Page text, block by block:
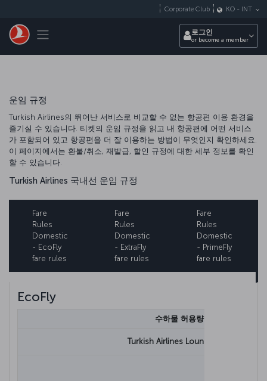
Toggle navigation
Corporate Club KO - INT
로그인
or become a member
운임 규정
Turkish Airlines의 뛰어난 서비스로 비교할 수 없는 항공편 이용 환경을
즐기실 수 있습니다. 티켓의 운임 규정을 읽고 내 항공편에 어떤 서비스
가 포함되어 있고 항공편을 더 잘 이용하는 방법이 무엇인지 확인하세요.
이 페이지에서는 환불/취소, 재발급, 할인 규정에 대한 세부 정보를 확인
할 수 있습니다.
Turkish Airlines 국내선 운임 규정
Fare
Rules
Domestic
- EcoFly
fare rules
Fare
Rules
Domestic
- ExtraFly
fare rules
Fare
Rules
Domestic
- PrimeFly
fare rules
EcoFly
수하물 허용량
Turkish Airlines Lounge 이용